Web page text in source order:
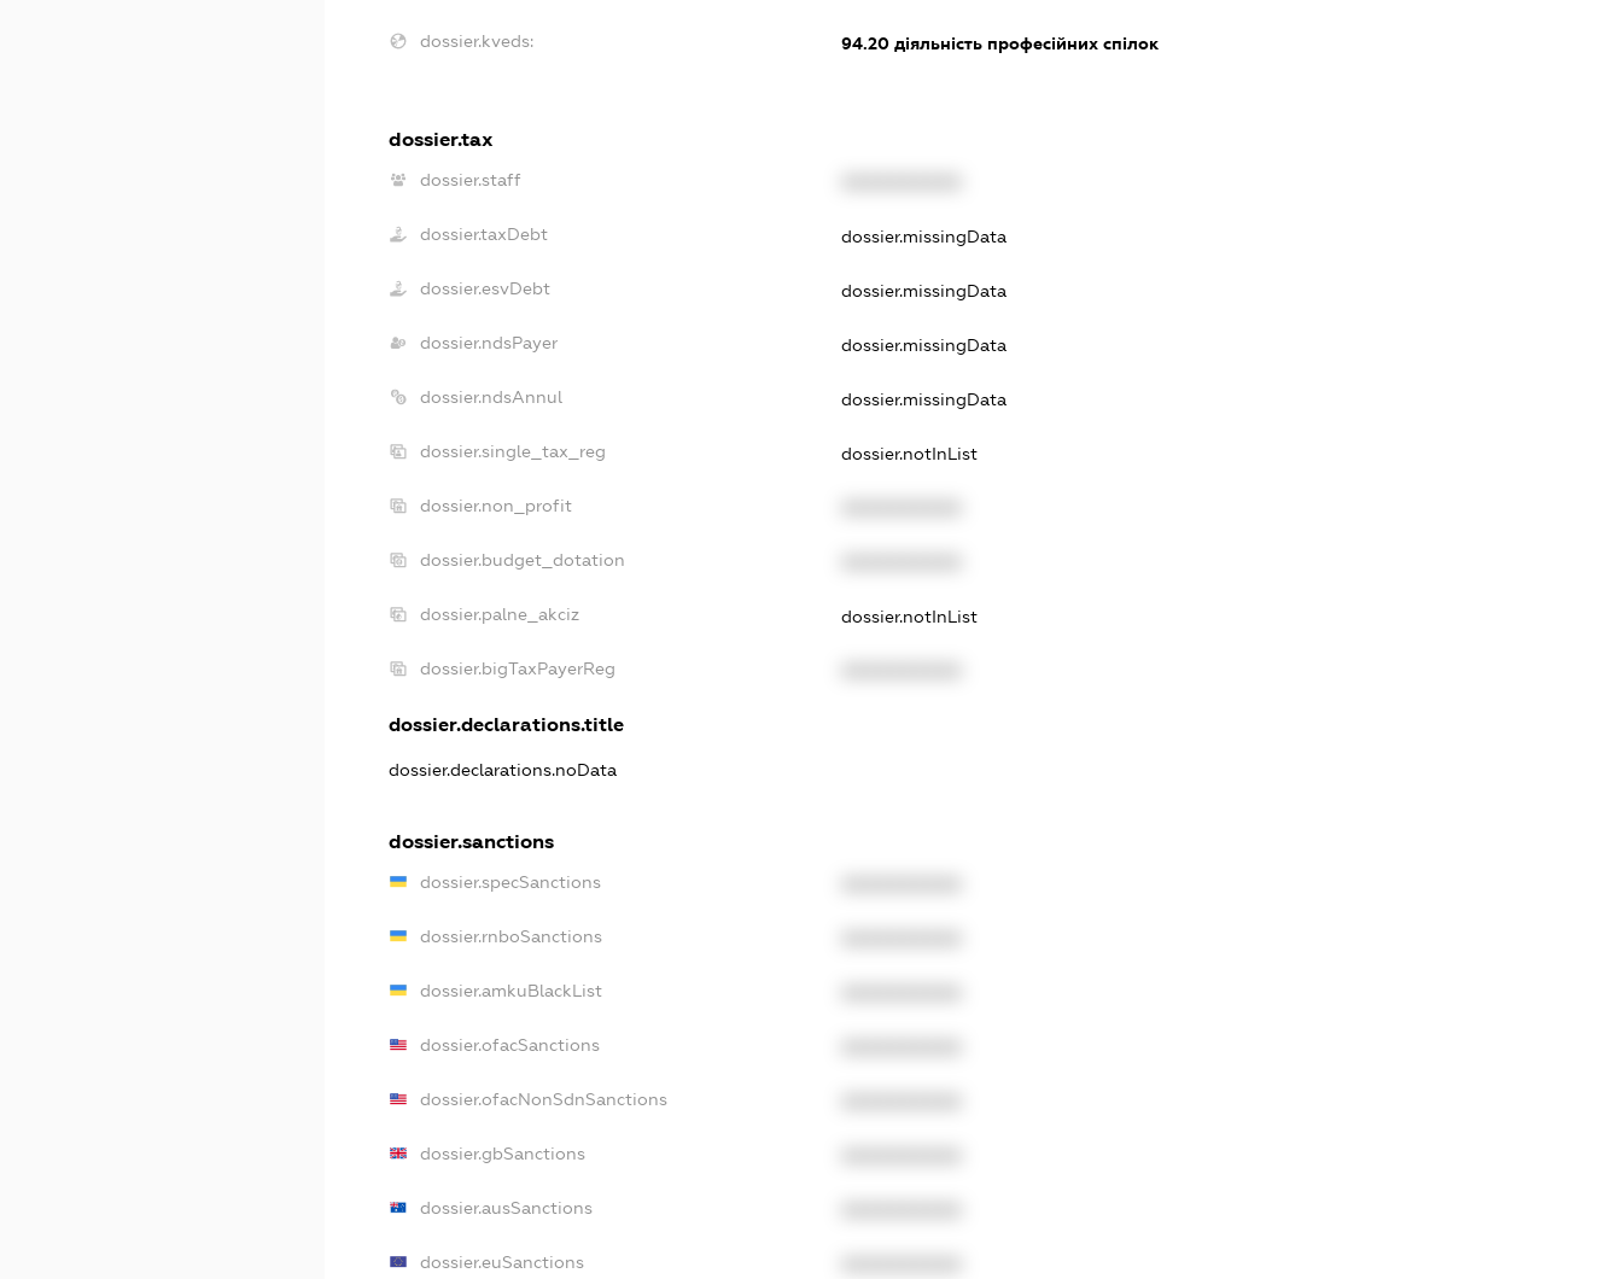
dossier.kveds: 94.20 діяльність професійних спілок
dossier.tax
dossier.staff
dossier.taxDebt dossier.missingData
dossier.esvDebt dossier.missingData
dossier.ndsPayer dossier.missingData
dossier.ndsAnnul dossier.missingData
dossier.single_tax_reg dossier.notInList
dossier.non_profit
dossier.budget_dotation
dossier.palne_akciz dossier.notInList
dossier.bigTaxPayerReg
dossier.declarations.title
dossier.declarations.noData
dossier.sanctions
dossier.specSanctions
dossier.rnboSanctions
dossier.amkuBlackList
dossier.ofacSanctions
dossier.ofacNonSdnSanctions
dossier.gbSanctions
dossier.ausSanctions
dossier.euSanctions